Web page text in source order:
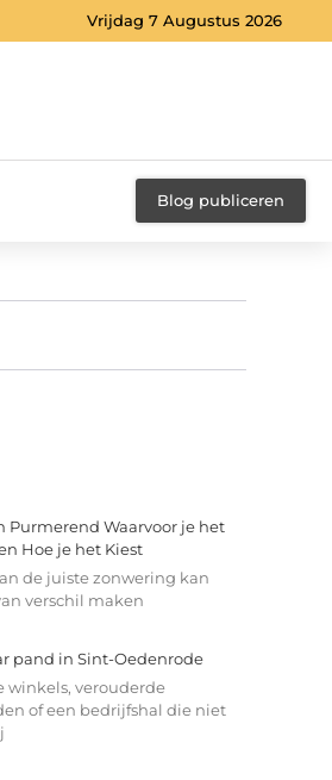
Vrijdag 7 Augustus 2026
Blog publiceren
Purmerend Waarvoor je het
Hoe je het Kiest
de juiste zonwering kan
verschil maken
pand in Sint-Oedenrode
winkels, verouderde
of een bedrijfshal die niet